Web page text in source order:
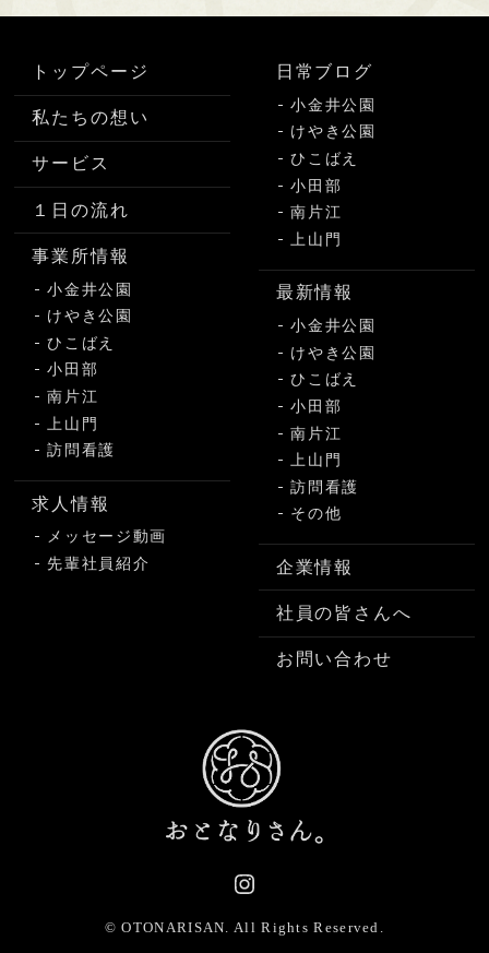
トップページ
私たちの想い
サービス
１日の流れ
事業所情報
小金井公園
けやき公園
ひこばえ
小田部
南片江
上山門
訪問看護
求人情報
メッセージ動画
先輩社員紹介
日常ブログ
小金井公園
けやき公園
ひこばえ
小田部
南片江
上山門
最新情報
小金井公園
けやき公園
ひこばえ
小田部
南片江
上山門
訪問看護
その他
企業情報
社員の皆さんへ
お問い合わせ
© OTONARISAN. All Rights Reserved.